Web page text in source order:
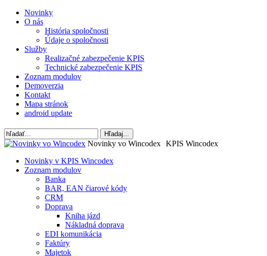
Novinky
O nás
História spoločnosti
Údaje o spoločnosti
Služby
Realizačné zabezpečenie KPIS
Technické zabezpečenie KPIS
Zoznam modulov
Demoverzia
Kontakt
Mapa stránok
android update
Novinky vo Wincodex KPIS Wincodex
Novinky v KPIS Wincodex
Zoznam modulov
Banka
BAR, EAN čiarové kódy
CRM
Doprava
Kniha jázd
Nákladná doprava
EDI komunikácia
Faktúry
Majetok